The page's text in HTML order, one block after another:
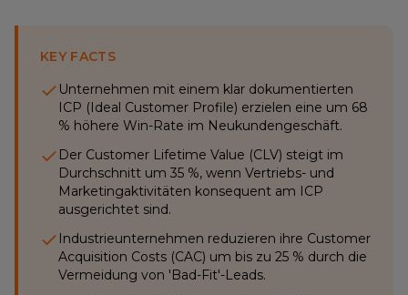
KEY FACTS
Unternehmen mit einem klar dokumentierten
ICP (Ideal Customer Profile) erzielen eine um 68
% höhere Win-Rate im Neukundengeschäft.
Der Customer Lifetime Value (CLV) steigt im
Durchschnitt um 35 %, wenn Vertriebs- und
Marketingaktivitäten konsequent am ICP
ausgerichtet sind.
Industrieunternehmen reduzieren ihre Customer
Acquisition Costs (CAC) um bis zu 25 % durch die
Vermeidung von 'Bad-Fit'-Leads.